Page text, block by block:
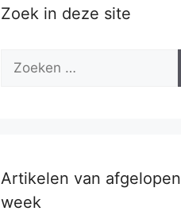
Zoek in deze site
Zoek
Artikelen van afgelopen
week